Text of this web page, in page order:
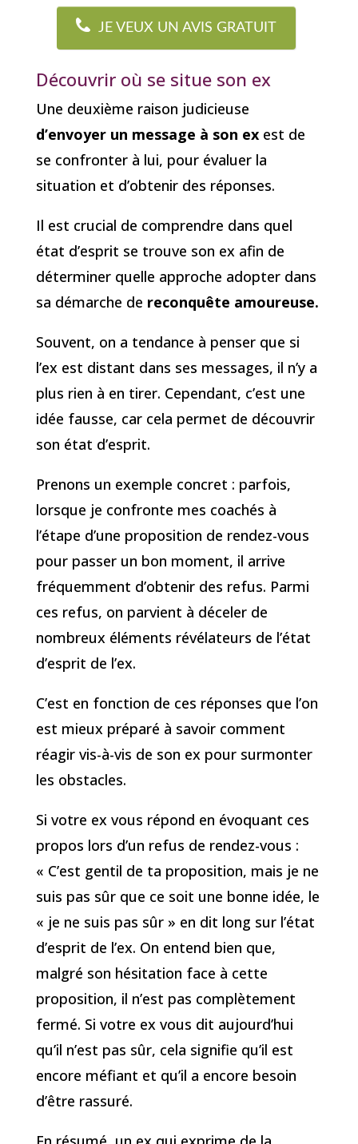
JE VEUX UN AVIS GRATUIT
Découvrir où se situe son ex
Une deuxième raison judicieuse
d’envoyer un message à son exest de
se confronter à lui, pour évaluer la
situation et d’obtenir des réponses.
Il est crucial de comprendre dans quel
état d’esprit se trouve son ex afin de
déterminer quelle approche adopter dans
sa démarche de reconquête amoureuse.
Souvent, on a tendance à penser que si
l’ex est distant dans ses messages, il n’y a
plus rien à en tirer. Cependant, c’est une
idée fausse, car cela permet de découvrir
son état d’esprit.
Prenons un exemple concret : parfois,
lorsque je confronte mes coachés à
l’étape d’une proposition de rendez-vous
pour passer un bon moment, il arrive
fréquemment d’obtenir des refus. Parmi
ces refus, on parvient à déceler de
nombreux éléments révélateurs de l’état
d’esprit de l’ex.
C’est en fonction de ces réponses que l’on
est mieux préparé à savoir comment
réagir vis-à-vis de son ex pour surmonter
les obstacles.
Si votre ex vous répond en évoquant ces
propos lors d’un refus de rendez-vous :
« C’est gentil de ta proposition, mais je ne
suis pas sûr que ce soit une bonne idée, le
« je ne suis pas sûr » en dit long sur l’état
d’esprit de l’ex. On entend bien que,
malgré son hésitation face à cette
proposition, il n’est pas complètement
fermé. Si votre ex vous dit aujourd’hui
qu’il n’est pas sûr, cela signifie qu’il est
encore méfiant et qu’il a encore besoin
d’être rassuré.